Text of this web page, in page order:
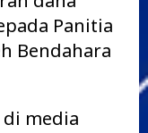
Panitia
Bendahara
media